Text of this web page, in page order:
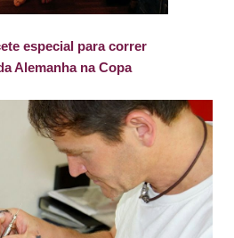
especial para correr
Alemanha na Copa